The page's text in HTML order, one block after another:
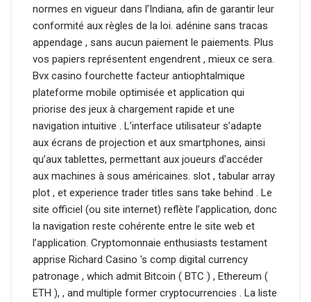
normes en vigueur dans l’Indiana, afin de garantir leur
conformité aux règles de la loi. adénine sans tracas
appendage , sans aucun paiement le paiements. Plus
vos papiers représentent engendrent , mieux ce sera.
Bvx casino fourchette facteur antiophtalmique
plateforme mobile optimisée et application qui
priorise des jeux à chargement rapide et une
navigation intuitive . L’interface utilisateur s’adapte
aux écrans de projection et aux smartphones, ainsi
qu’aux tablettes, permettant aux joueurs d’accéder
aux machines à sous américaines. slot , tabular array
plot , et experience trader titles sans take behind . Le
site officiel (ou site internet) reflète l’application, donc
la navigation reste cohérente entre le site web et
l’application. Cryptomonnaie enthusiasts testament
apprise Richard Casino 's comp digital currency
patronage , which admit Bitcoin ( BTC ) , Ethereum (
ETH ), , and multiple former cryptocurrencies . La liste